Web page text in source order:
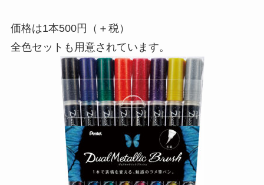
価格は1本500円（＋税）
全色セットも用意されています。